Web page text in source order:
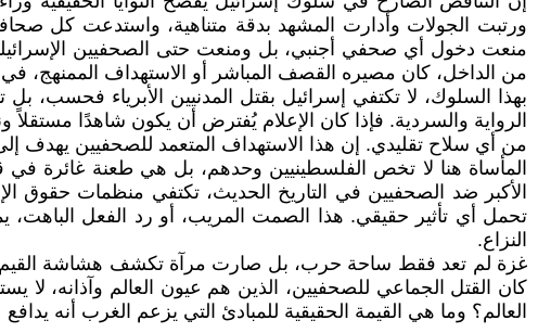
ورتبت الجولات وأدارت المشهد بدقة متناهية، واستدعت كل
منعت دخول أي صحفي أجنبي، بل ومنعت حتى الصحفيين
من الداخل، كان مصيره القصف المباشر أو الاستهداف الممنهج،
بهذا السلوك، لا تكتفي إسرائيل بقتل المدنيين الأبرياء
الرواية والسردية. فإذا كان الإعلام يُفترض أن يكون شاهدًا
من أي سلاح تقليدي. إن هذا الاستهداف المتعمد للصحفيين يهدف
المأساة هنا لا تخص الفلسطينيين وحدهم، بل هي طعنة غائرة في
الأكبر ضد الصحفيين في التاريخ الحديث، تكتفي منظمات حقوق
تحمل أي تأثير حقيقي. هذا الصمت المريب، أو رد الفعل
النزاع.
غزة لم تعد فقط ساحة حرب، بل صارت مرآة تكشف هشاشة القيم
كان القتل الجماعي للصحفيين، الذين هم عيون العالم وآذانه، لا
العالم؟ وما هي القيمة الحقيقية للمبادئ التي يزعم الغرب أنه